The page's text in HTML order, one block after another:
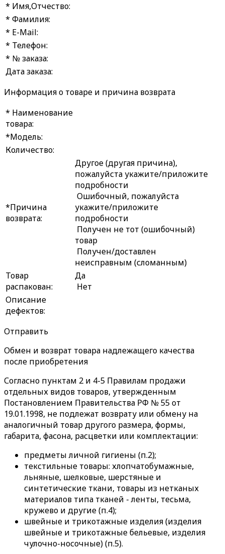
* Имя,Отчество:
* Фамилия:
* E-Mail:
* Телефон:
* № заказа:
Дата заказа:
Информация о товаре и причина возврата
* Наименование
товара:
*Модель:
Количество:
*Причина
возврата:
Другое (другая причина),
пожалуйста укажите/приложите
подробности
Ошибочный, пожалуйста
укажите/приложите
подробности
Получен не тот (ошибочный)
товар
Получен/доставлен
неисправным (сломанным)
Товар
распакован:
Да
Нет
Описание
дефектов:
Отправить
Обмен и возврат товара надлежащего качества
после приобретения
Согласно пунктам 2 и 4-5 Правилам продажи
отдельных видов товаров, утвержденным
Постановлением Правительства РФ № 55 от
19.01.1998, не подлежат возврату или обмену на
аналогичный товар другого размера, формы,
габарита, фасона, расцветки или комплектации:
предметы личной гигиены (п.2);
текстильные товары: хлопчатобумажные,
льняные, шелковые, шерстяные и
синтетические ткани, товары из нетканых
материалов типа тканей - ленты, тесьма,
кружево и другие (п.4);
швейные и трикотажные изделия (изделия
швейные и трикотажные бельевые, изделия
чулочно-носочные) (п.5).